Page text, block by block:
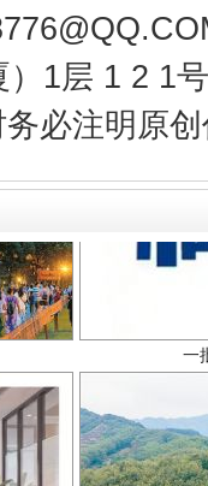
1层 1 2 1
必注明原